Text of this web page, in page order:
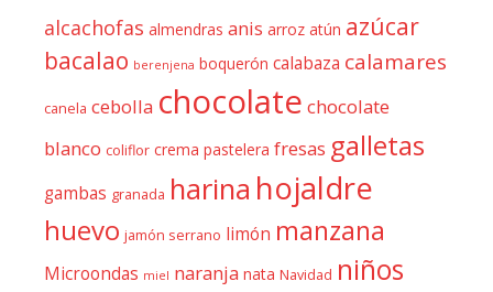
alcachofas almendras anis arroz atún azúcar
bacalao berenjena boquerón calabaza calamares
canela cebolla chocolate chocolate
blanco coliflor crema pastelera fresas galletas
gambas granada harina hojaldre
huevo jamón serrano limón manzana
Microondas miel naranja nata Navidad niños